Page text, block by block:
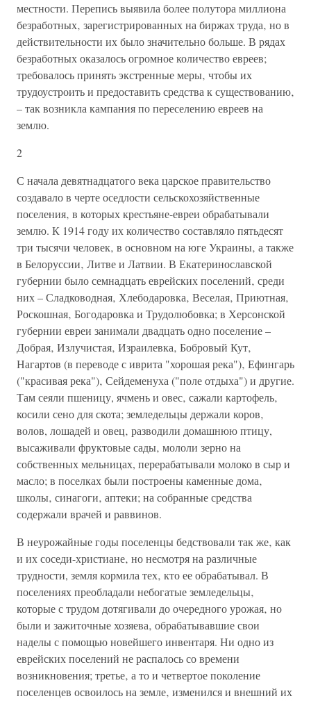
местности. Перепись выявила более полутора миллиона
безработных‚ зарегистрированных на биржах труда‚ но в
действительности их было значительно больше. В рядах
безработных оказалось огромное количество евреев;
требовалось принять экстренные меры‚ чтобы их
трудоустроить и предоставить средства к существованию‚
– так возникла кампания по переселению евреев на
землю.
2
С начала девятнадцатого века царское правительство
создавало в черте оседлости сельскохозяйственные
поселения‚ в которых крестьяне-евреи обрабатывали
землю. К 1914 году их количество составляло пятьдесят
три тысячи человек‚ в основном на юге Украины‚ а также
в Белоруссии‚ Литве и Латвии. В Екатеринославской
губернии было семнадцать еврейских поселений‚ среди
них – Сладководная‚ Хлебодаровка‚ Веселая‚ Приютная‚
Роскошная‚ Богодаровка и Трудолюбовка; в Херсонской
губернии евреи занимали двадцать одно поселение –
Добрая‚ Излучистая‚ Израилевка‚ Бобровый Кут‚
Нагартов (в переводе с иврита "хорошая река")‚ Ефингарь
("красивая река")‚ Сейдеменуха ("поле отдыха") и другие.
Там сеяли пшеницу, ячмень и овес‚ сажали картофель‚
косили сено для скота; земледельцы держали коров‚
волов, лошадей и овец‚ разводили домашнюю птицу,
высаживали фруктовые сады‚ мололи зерно на
собственных мельницах, перерабатывали молоко в сыр и
масло; в поселках были построены каменные дома‚
школы‚ синагоги‚ аптеки; на собранные средства
содержали врачей и раввинов.
В неурожайные годы поселенцы бедствовали так же‚ как
и их соседи-христиане‚ но несмотря на различные
трудности, земля кормила тех‚ кто ее обрабатывал. В
поселениях преобладали небогатые земледельцы‚
которые с трудом дотягивали до очередного урожая‚ но
были и зажиточные хозяева‚ обрабатывавшие свои
наделы с помощью новейшего инвентаря. Ни одно из
еврейских поселений не распалось со времени
возникновения; третье‚ а то и четвертое поколение
поселенцев освоилось на земле‚ изменился и внешний их